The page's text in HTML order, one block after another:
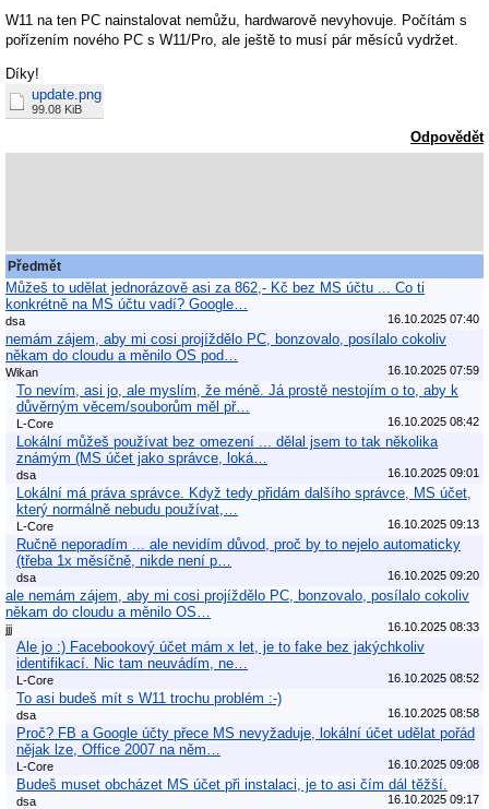
W11 na ten PC nainstalovat nemůžu, hardwarově nevyhovuje. Počítám s
pořízením nového PC s W11/Pro, ale ještě to musí pár měsíců vydržet.
Díky!
update.png
99.08 KiB
Odpovědět
Předmět
Můžeš to udělat jednorázově asi za 862,- Kč bez MS účtu ... Co ti
konkrétně na MS účtu vadí? Google…
dsa 16.10.2025 07:40
nemám zájem, aby mi cosi projíždělo PC, bonzovalo, posílalo cokoliv
někam do cloudu a měnilo OS pod…
Wikan 16.10.2025 07:59
To nevím, asi jo, ale myslím, že méně. Já prostě nestojím o to, aby k
důvěrným věcem/souborům měl př…
L-Core 16.10.2025 08:42
Lokální můžeš používat bez omezení ... dělal jsem to tak několika
známým (MS účet jako správce, loká…
dsa 16.10.2025 09:01
Lokální má práva správce. Když tedy přidám dalšího správce, MS účet,
který normálně nebudu používat,…
L-Core 16.10.2025 09:13
Ručně neporadím ... ale nevidím důvod, proč by to nejelo automaticky
(třeba 1x měsíčně, nikde není p…
dsa 16.10.2025 09:20
ale nemám zájem, aby mi cosi projíždělo PC, bonzovalo, posílalo cokoliv
někam do cloudu a měnilo OS…
jjj 16.10.2025 08:33
Ale jo :) Facebookový účet mám x let, je to fake bez jakýchkoliv
identifikací. Nic tam neuvádím, ne…
L-Core 16.10.2025 08:52
To asi budeš mít s W11 trochu problém :-)
dsa 16.10.2025 08:58
Proč? FB a Google účty přece MS nevyžaduje, lokální účet udělat pořád
nějak lze, Office 2007 na něm…
L-Core 16.10.2025 09:08
Budeš muset obcházet MS účet při instalaci, je to asi čím dál těžší.
dsa 16.10.2025 09:17